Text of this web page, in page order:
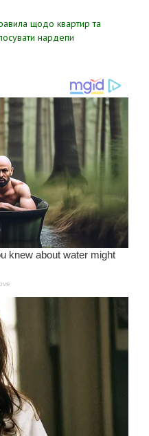
щодо квартир та
нардепи